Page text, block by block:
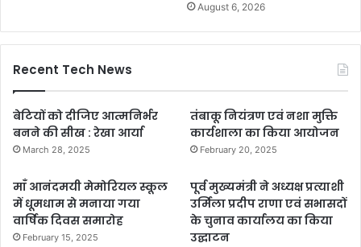
August 6, 2026
Recent Tech News
बेटियों को दीजिए आत्मनिर्भर
बनने की सीख : रेखा आर्या
March 28, 2025
तंबाकू नियंत्रण एवं नशा मुक्ति
कार्यशाला का किया आयोजन
February 20, 2025
माँ आनंदमयी मेमोरियल स्कूल
में धूमधाम से मनाया गया
वार्षिक दिवस समारोह
February 15, 2025
पूर्व मुख्यमंत्री ने अध्यक्ष प्रत्याशी
उर्मिला प्रदीप राणा एवं सभासदों
के चुनाव कार्यालय का किया
उद्घाटन